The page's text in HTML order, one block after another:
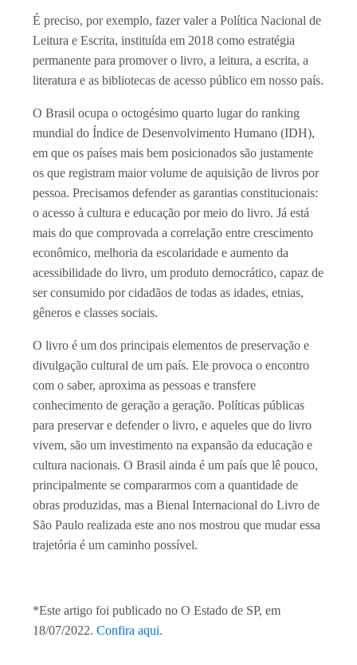
É preciso, por exemplo, fazer valer a Política Nacional de
Leitura e Escrita, instituída em 2018 como estratégia
permanente para promover o livro, a leitura, a escrita, a
literatura e as bibliotecas de acesso público em nosso país.
O Brasil ocupa o octogésimo quarto lugar do ranking
mundial do Índice de Desenvolvimento Humano (IDH),
em que os países mais bem posicionados são justamente
os que registram maior volume de aquisição de livros por
pessoa. Precisamos defender as garantias constitucionais:
o acesso à cultura e educação por meio do livro. Já está
mais do que comprovada a correlação entre crescimento
econômico, melhoria da escolaridade e aumento da
acessibilidade do livro, um produto democrático, capaz de
ser consumido por cidadãos de todas as idades, etnias,
gêneros e classes sociais.
O livro é um dos principais elementos de preservação e
divulgação cultural de um país. Ele provoca o encontro
com o saber, aproxima as pessoas e transfere
conhecimento de geração a geração. Políticas públicas
para preservar e defender o livro, e aqueles que do livro
vivem, são um investimento na expansão da educação e
cultura nacionais. O Brasil ainda é um país que lê pouco,
principalmente se compararmos com a quantidade de
obras produzidas, mas a Bienal Internacional do Livro de
São Paulo realizada este ano nos mostrou que mudar essa
trajetória é um caminho possível.
*Este artigo foi publicado no O Estado de SP, em
18/07/2022. Confira aqui.